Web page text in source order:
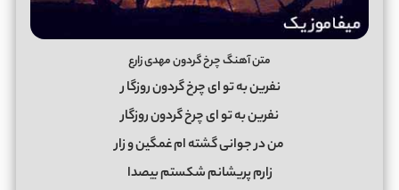
متن آهنگ چرخ گردون مهدی زارع
نفرین به تو ای چرخ گردون روزگار
نفرین به تو ای چرخ گردون روزگار
من در جوانی گشته ام غمگین و زار
زارم پریشانم شکستم بیصدا